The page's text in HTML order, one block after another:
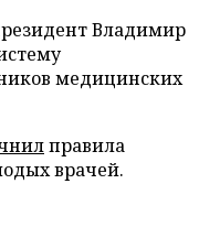
Владимир
медицинских
правила
врачей.